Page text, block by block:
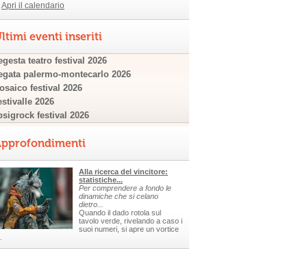
Apri il calendario
eventi inseriti
teatro festival 2026
palermo-montecarlo 2026
festival 2026
2026
festival 2026
Alla ricerca del vincitore:
statistiche...
Per comprendere a fondo le
dinamiche che si celano
dietro...
Quando il dado rotola sul
tavolo verde, rivelando a caso i
suoi numeri, si apre un vortice